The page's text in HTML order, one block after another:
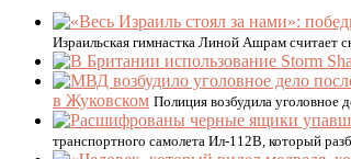
Израильская гимнастка Линой Ашрам
в Жуковском Полиция возбудила
транспортного самолета Ил-112В, который